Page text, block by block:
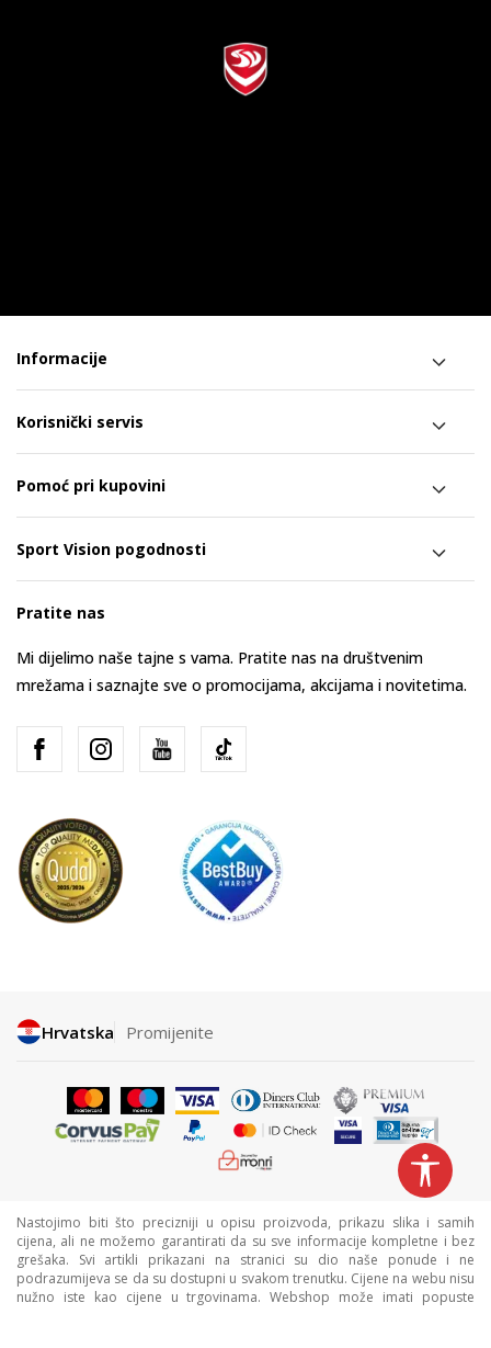
Informacije
Korisnički servis
Pomoć pri kupovini
Sport Vision pogodnosti
Pratite nas
Mi dijelimo naše tajne s vama. Pratite nas na društvenim
mrežama i saznajte sve o promocijama, akcijama i novitetima.
Hrvatska Promijenite
Nastojimo biti što precizniji u opisu proizvoda, prikazu slika i samih
cijena, ali ne možemo garantirati da su sve informacije kompletne i bez
grešaka. Svi artikli prikazani na stranici su dio naše ponude i ne
podrazumijeva se da su dostupni u svakom trenutku. Cijene na webu nisu
nužno iste kao cijene u trgovinama. Webshop može imati popuste